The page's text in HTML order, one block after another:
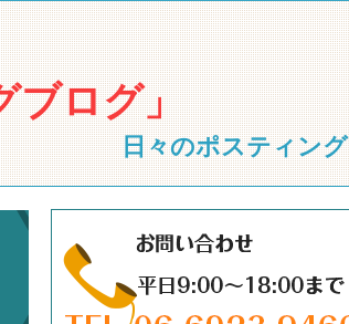
ブログ」
日々のポスティング